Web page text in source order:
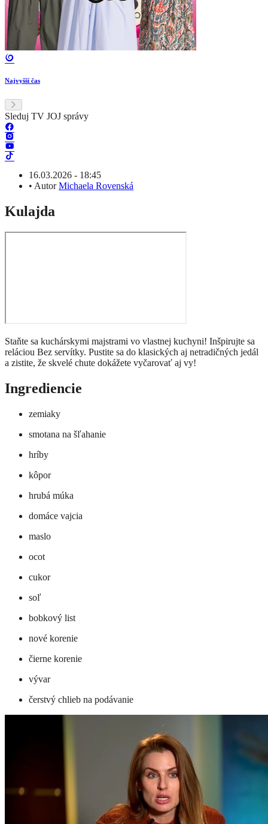
Najvyšší čas
Sleduj TV JOJ správy
16.03.2026 - 18:45
• AutorMichaela Rovenská
Kulajda
Staňte sa kuchárskymi majstrami vo vlastnej kuchyni! Inšpirujte sa
reláciou Bez servítky. Pustite sa do klasických aj netradičných jedál
a zistite, že skvelé chute dokážete vyčarovať aj vy!
Ingrediencie
zemiaky
smotana na šľahanie
hríby
kôpor
hrubá múka
domáce vajcia
maslo
ocot
cukor
soľ
bobkový list
nové korenie
čierne korenie
vývar
čerstvý chlieb na podávanie